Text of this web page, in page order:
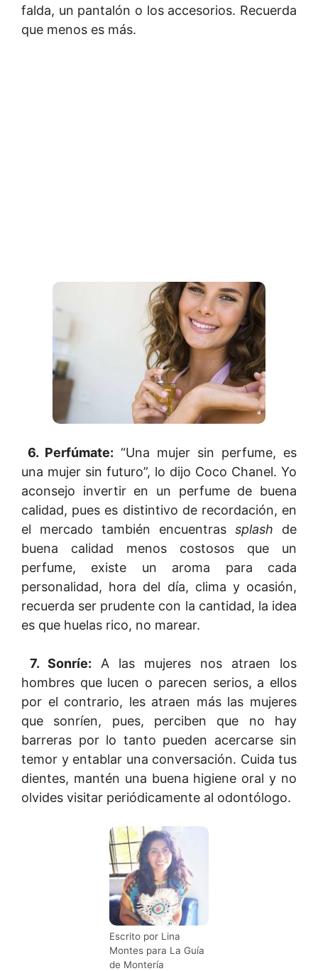
falda, un pantalón o los accesorios. Recuerda
que menos es más.
6. Perfúmate: “Una mujer sin perfume, es
una mujer sin futuro”, lo dijo Coco Chanel. Yo
aconsejo invertir en un perfume de buena
calidad, pues es distintivo de recordación, en
el mercado también encuentras splash de
buena calidad menos costosos que un
perfume, existe un aroma para cada
personalidad, hora del día, clima y ocasión,
recuerda ser prudente con la cantidad, la idea
es que huelas rico, no marear.
7. Sonríe: A las mujeres nos atraen los
hombres que lucen o parecen serios, a ellos
por el contrario, les atraen más las mujeres
que sonríen, pues, perciben que no hay
barreras por lo tanto pueden acercarse sin
temor y entablar una conversación. Cuida tus
dientes, mantén una buena higiene oral y no
olvides visitar periódicamente al odontólogo.
Escrito por Lina
Montes para La Guía
de Montería